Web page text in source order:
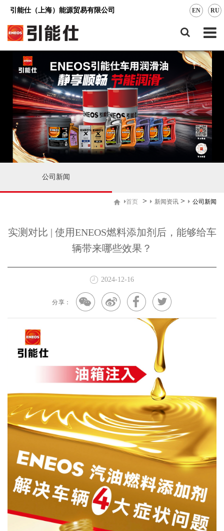
引能仕（上海）能源贸易有限公司 EN RU
公司新闻
首页 > 新闻资讯 > 公司新闻
实测对比 | 使用ENEOS燃料添加剂后，能够给车
辆带来哪些效果？
2024-12-16
分享：